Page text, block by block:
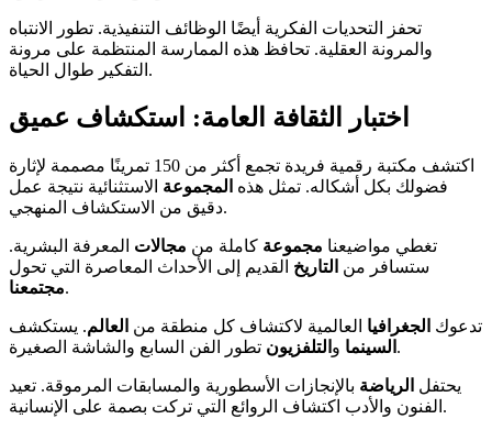
تحفز التحديات الفكرية أيضًا الوظائف التنفيذية. تطور الانتباه
والمرونة العقلية. تحافظ هذه الممارسة المنتظمة على مرونة
التفكير طوال الحياة.
اختبار الثقافة العامة: استكشاف عميق
اكتشف مكتبة رقمية فريدة تجمع أكثر من 150 تمرينًا مصممة لإثارة
فضولك بكل أشكاله. تمثل هذه المجموعة الاستثنائية نتيجة عمل
دقيق من الاستكشاف المنهجي.
تغطي مواضيعنا مجموعة كاملة من مجالات المعرفة البشرية.
ستسافر من التاريخ القديم إلى الأحداث المعاصرة التي تحول
مجتمعنا.
تدعوك الجغرافيا العالمية لاكتشاف كل منطقة من العالم. يستكشف
السينما و التلفزيون تطور الفن السابع والشاشة الصغيرة.
يحتفل الرياضة بالإنجازات الأسطورية والمسابقات المرموقة. تعيد
الفنون والأدب اكتشاف الروائع التي تركت بصمة على الإنسانية.